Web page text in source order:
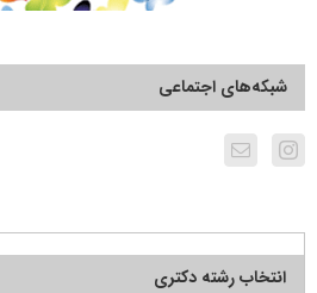
شبکه‌های اجتماعی
انتخاب رشته دکتری